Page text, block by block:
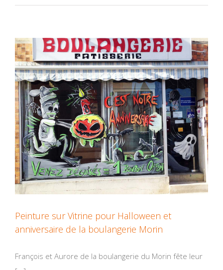
Peinture sur Vitrine pour Halloween et
anniversaire de la boulangerie Morin
François et Aurore de la boulangerie du Morin fête leur